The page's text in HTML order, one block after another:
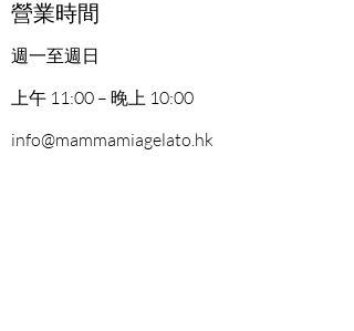
營業時間
週一至週日
上午 11:00 – 晚上 10:00
info@mammamiagelato.hk